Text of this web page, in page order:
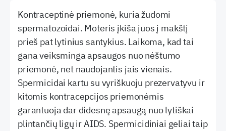
Kontraceptinė priemonė, kuria žudomi
spermatozoidai. Moteris įkiša juos į makštį
prieš pat lytinius santykius. Laikoma, kad tai
gana veiksminga apsaugos nuo nėštumo
priemonė, net naudojantis jais vienais.
Spermicidai kartu su vyriškuoju prezervatyvu ir
kitomis kontracepcijos priemonėmis
garantuoja dar didesnę apsaugą nuo lytiškai
plintančių ligų ir AIDS. Spermicidiniai geliai taip